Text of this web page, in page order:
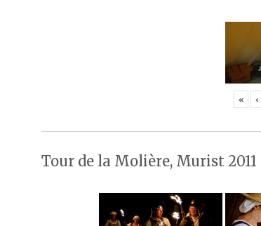
« ‹
Tour de la Molière, Murist 2011